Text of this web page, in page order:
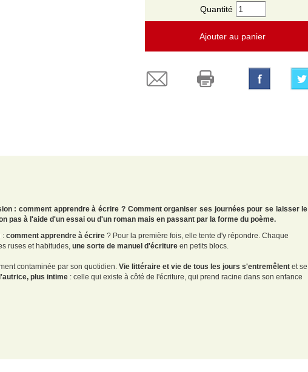
Quantité
Ajouter au panier
: comment apprendre à écrire ? Comment organiser ses journées pour se laisser le
pas à l'aide d'un essai ou d'un roman mais en passant par la forme du poème.
: comment apprendre à écrire? Pour la première fois, elle tente d'y répondre. Chaque
ruses et habitudes, une sorte de manuel d'écritureen petits blocs.
contaminée par son quotidien. Vie littéraire et vie de tous les jours s'entremêlent et se
plus intime: celle qui existe à côté de l'écriture, qui prend racine dans son enfance